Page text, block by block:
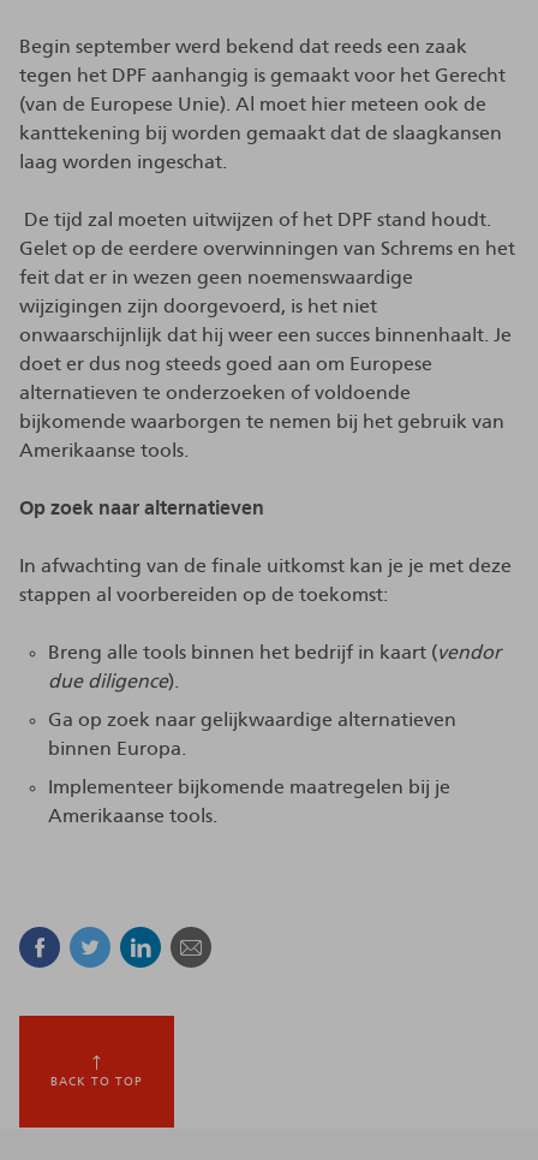
Begin september werd bekend dat reeds een zaak
tegen het DPF aanhangig is gemaakt voor het Gerecht
(van de Europese Unie). Al moet hier meteen ook de
kanttekening bij worden gemaakt dat de slaagkansen
laag worden ingeschat.
De tijd zal moeten uitwijzen of het DPF stand houdt.
Gelet op de eerdere overwinningen van Schrems en het
feit dat er in wezen geen noemenswaardige
wijzigingen zijn doorgevoerd, is het niet
onwaarschijnlijk dat hij weer een succes binnenhaalt. Je
doet er dus nog steeds goed aan om Europese
alternatieven te onderzoeken of voldoende
bijkomende waarborgen te nemen bij het gebruik van
Amerikaanse tools.
Op zoek naar alternatieven
In afwachting van de finale uitkomst kan je je met deze
stappen al voorbereiden op de toekomst:
Breng alle tools binnen het bedrijf in kaart (vendor
due diligence).
Ga op zoek naar gelijkwaardige alternatieven
binnen Europa.
Implementeer bijkomende maatregelen bij je
Amerikaanse tools.
Facebook
TwitterLinkedinE-mail
BACK TO TOP